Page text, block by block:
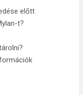
előtt
t?